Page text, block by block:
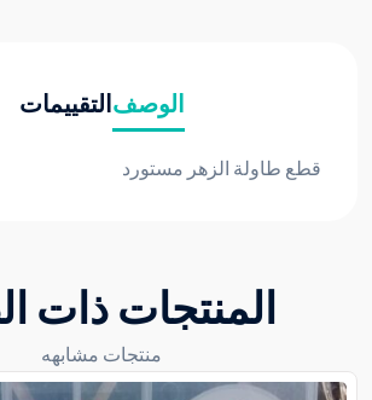
الوصفالتقييمات
قطع طاولة الزهر مستورد
المنتجات ذات
منتجات مشابهه